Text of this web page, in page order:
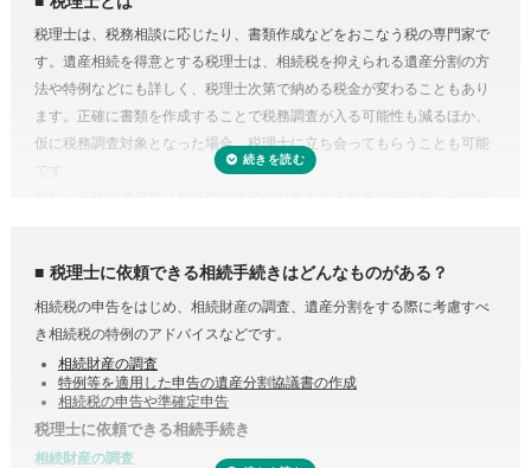
受付時間 平日9:00–19:00 / 土日祝9:00–18:00
税理士は、税務相談に応じたり、書類作成などをおこなう税の専門家で
す。遺産相続を得意とする税理士は、相続税を抑えられる遺産分割の方
法や特例などにも詳しく、税理士次第で納める税金が変わることもあり
ます。正確に書類を作成することで税務調査が入る可能性も減るほか、
仮に税務調査対象となった場合、税理士に立ち会ってもらうことも可能
です。
税理士に依頼できる相続手続きはどんなものがある？
相続税の申告をはじめ、相続財産の調査、遺産分割をする際に考慮すべ
き相続税の特例のアドバイスなどです。
相続財産の調査
特例等を適用した申告の遺産分割協議書の作成
相続税の申告や準確定申告
税理士に依頼できる相続手続き
相続財産の調査